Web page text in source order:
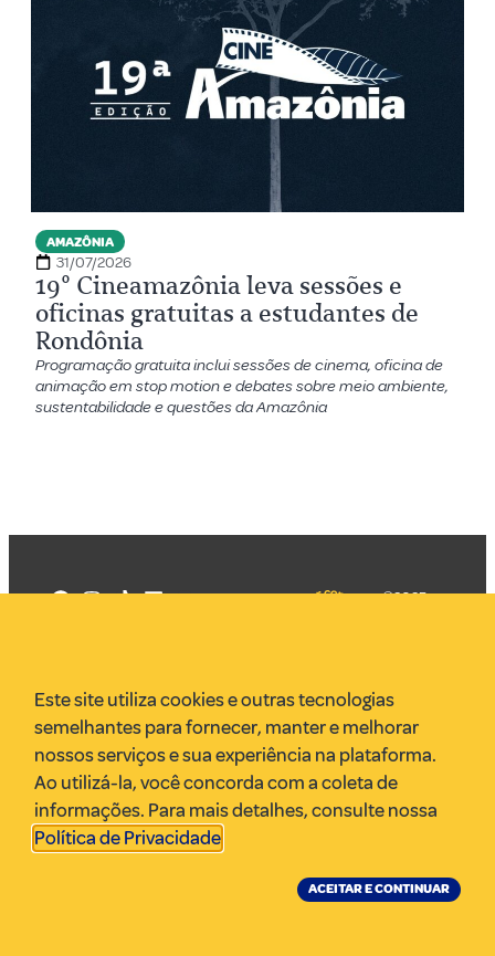
AMAZÔNIA
31/07/2026
19º Cineamazônia leva sessões e
oficinas gratuitas a estudantes de
Rondônia
Programação gratuita inclui sessões de cinema, oficina de
animação em stop motion e debates sobre meio ambiente,
sustentabilidade e questões da Amazônia
VR Assessoria
Parcerias
Envie uma pauta
Anuncie
©2025
Este site utiliza cookies e outras tecnologias
semelhantes para fornecer, manter e melhorar
nossos serviços e sua experiência na plataforma.
Ao utilizá-la, você concorda com a coleta de
informações. Para mais detalhes, consulte nossa
Política de Privacidade.
ACEITAR E CONTINUAR